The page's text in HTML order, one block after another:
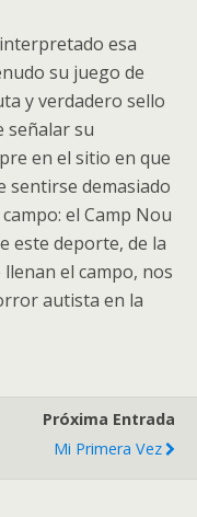
esa
su juego de
y verdadero sello
señalar su
en el sitio en que
sentirse demasiado
el Camp Nou
este deporte, de la
llenan el campo, nos
autista en la
Próxima Entrada
Mi Primera Vez